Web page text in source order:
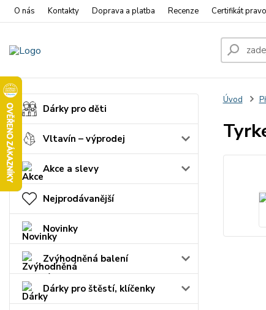
O nás Kontakty Doprava a platba Recenze Certifikát
Dárky pro děti
Vltavín – výprodej
Akce a slevy
Nejprodávanější
Novinky
Zvýhodněná balení
Dárky pro štěstí, klíčenky
Úvod